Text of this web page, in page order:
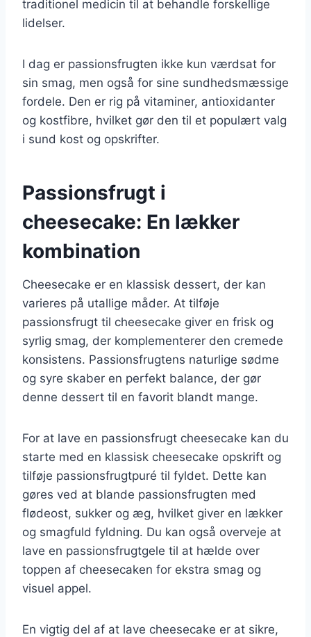
traditionel medicin til at behandle forskellige
lidelser.
I dag er passionsfrugten ikke kun værdsat for
sin smag, men også for sine sundhedsmæssige
fordele. Den er rig på vitaminer, antioxidanter
og kostfibre, hvilket gør den til et populært valg
i sund kost og opskrifter.
Passionsfrugt i
cheesecake: En lækker
kombination
Cheesecake er en klassisk dessert, der kan
varieres på utallige måder. At tilføje
passionsfrugt til cheesecake giver en frisk og
syrlig smag, der komplementerer den cremede
konsistens. Passionsfrugtens naturlige sødme
og syre skaber en perfekt balance, der gør
denne dessert til en favorit blandt mange.
For at lave en passionsfrugt cheesecake kan du
starte med en klassisk cheesecake opskrift og
tilføje passionsfrugtpuré til fyldet. Dette kan
gøres ved at blande passionsfrugten med
flødeost, sukker og æg, hvilket giver en lækker
og smagfuld fyldning. Du kan også overveje at
lave en passionsfrugtgele til at hælde over
toppen af cheesecaken for ekstra smag og
visuel appel.
En vigtig del af at lave cheesecake er at sikre,